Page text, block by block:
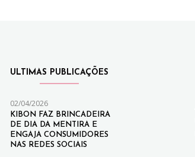
ULTIMAS PUBLICAÇÕES
02/04/2026
KIBON FAZ BRINCADEIRA
DE DIA DA MENTIRA E
ENGAJA CONSUMIDORES
NAS REDES SOCIAIS